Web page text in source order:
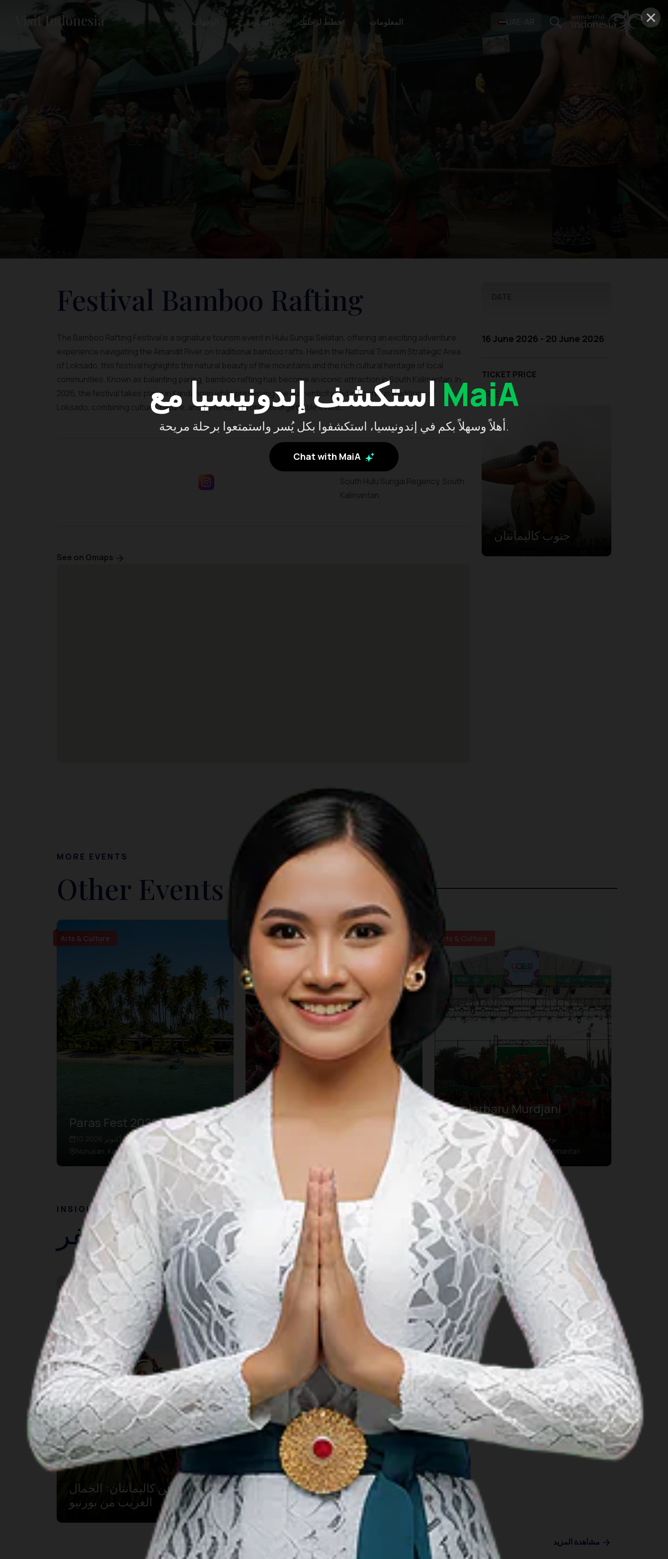
×
استكشف إندونيسيا معMaiA
أهلاً وسهلاً بكم في إندونيسيا، استكشفوا بكل يُسر واستمتعوا برحلة مريحة.
Chat with MaiA
الوجهات التجارب خطط لرحلتك المعلومات UAE-AR
Festival Bamboo Rafting
The Bamboo Rafting Festival is a signature tourism event in Hulu Sungai Selatan, offering an exciting adventure
experience navigating the Amandit River on traditional bamboo rafts. Held in the National Tourism Strategic Area
of Loksado, this festival highlights the natural beauty of the mountains and the rich cultural heritage of local
communities. Known as balanting paring, bamboo rafting has become an iconic attraction in South Kalimantan. In
2026, the festival takes place in Kandangan while preserving the authenticity and indigenous traditions of
Loksado, combining culture, nature, and adventure in one unforgettable event.
South Hulu Sungai Regency, South
Kalimantan
See on Gmaps
16 June 2026 - 20 June 2026
TICKET PRICE
FREE
جنوب كاليمانتان
MORE EVENTS
Other Events in The Region
Arts & Culture
Paras Fest 2026
10 أكتوبر 2026 – 27 أكتوبر 2026
Nunukan, Kalimantan Utara
Arts & Culture
Festival Budaya Robo'-
Robo' Kabupaten
Mempawah
Mempawah Regency, West Kalimantan
Arts & Culture
Banjarbaru Murdjani
Festival
28 نوفمبر 2026 – 30 نوفمبر 2026
Banjar Baru Regency, South Kalimantan
INSIGHT
أفكار السفر
لمحة عن كاليمانتان: الجمال
الغريب من بورنيو